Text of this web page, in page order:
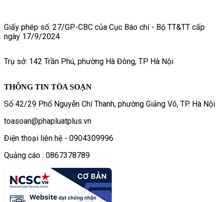
Giấy phép số: 27/GP-CBC của Cục Báo chí - Bộ TT&TT cấp
ngày 17/9/2024
Trụ sở: 142 Trần Phú, phường Hà Đông, TP Hà Nội
THÔNG TIN TÒA SOẠN
Số 42/29 Phố Nguyễn Chí Thanh, phường Giảng Võ, TP. Hà Nội
toasoan@phapluatplus.vn
Điện thoại liên hệ - 0904309996
Quảng cáo : 0867378789